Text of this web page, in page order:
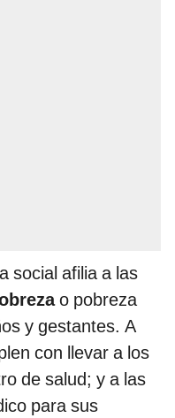
social afilia a las
o pobreza
y gestantes. A
con llevar a los
de salud; y a las
para sus